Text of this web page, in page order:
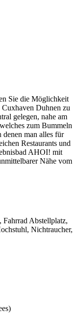
Sie die Möglichkeit
Duhnen zu
gelegen, nahe am
zum Bummeln
man alles für
Restaurants und
AHOI! mit
Nähe vom
, Fahrrad Abstellplatz,
, Nichtraucher,